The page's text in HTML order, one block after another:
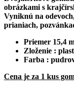
obrázkami s
Vyniknú na
prianiach,
Priemer 15,4
Zloženie : plast
Farba :
Cena je za 1 kus